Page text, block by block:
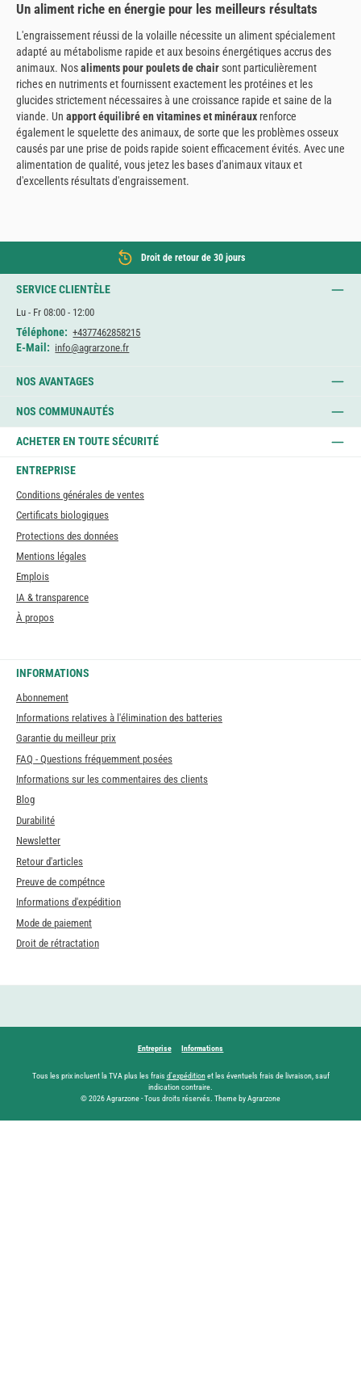
Un aliment riche en énergie pour les meilleurs résultats
L'engraissement réussi de la volaille nécessite un aliment spécialement
adapté au métabolisme rapide et aux besoins énergétiques accrus des
animaux. Nosaliments pour poulets de chairsont particulièrement
riches en nutriments et fournissent exactement les protéines et les
glucides strictement nécessaires à une croissance rapide et saine de la
viande. Un apport équilibré en vitamines et minéraux renforce
également le squelette des animaux, de sorte que les problèmes osseux
causés par une prise de poids rapide soient efficacement évités. Avec une
alimentation de qualité, vous jetez les bases d'animaux vitaux et
d'excellents résultats d'engraissement.
Droit de retour de 30 jours
SERVICE CLIENTÈLE
Lu - Fr 08:00 - 12:00
Téléphone: +4377462858215
E-Mail: info@agrarzone.fr
NOS AVANTAGES
NOS COMMUNAUTÉS
ACHETER EN TOUTE SÉCURITÉ
ENTREPRISE
Conditions générales de ventes
Certificats biologiques
Protections des données
Mentions légales
Emplois
IA & transparence
À propos
INFORMATIONS
Abonnement
Informations relatives à l'élimination des batteries
Garantie du meilleur prix
FAQ - Questions fréquemment posées
Informations sur les commentaires des clients
Blog
Durabilité
Newsletter
Retour d'articles
Preuve de compétnce
Informations d'expédition
Mode de paiement
Droit de rétractation
Entreprise Informations
Tous les prix incluent la TVA plus les frais d'expéditionet les éventuels frais de livraison, sauf
indication contraire.
© 2026 Agrarzone - Tous droits réservés. Theme by Agrarzone